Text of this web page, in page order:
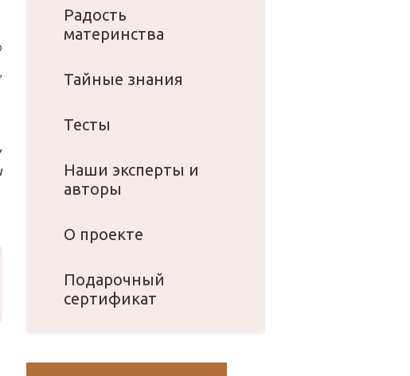
Радость
материнства
Тайные знания
Тесты
Наши эксперты и
авторы
О проекте
Подарочный
сертификат